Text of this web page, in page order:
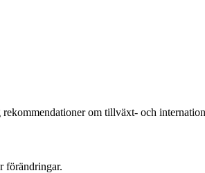
om tillväxt- och
förändringar.